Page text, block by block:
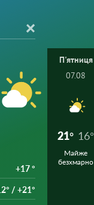
+17 °
/ +21°
П'ятниця
07.08
21° 16°
Майже
безхмарно